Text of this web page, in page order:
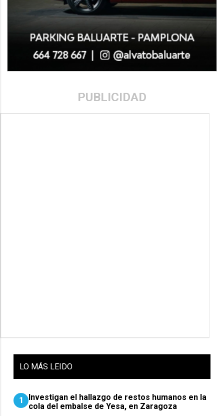
PUBLICIDAD
LO MÁS LEIDO
1
Investigan el hallazgo de restos humanos en la
cola del embalse de Yesa, en Zaragoza